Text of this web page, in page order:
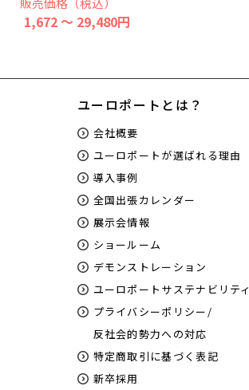
1,672 ～ 29,480円
ユーロポートとは？
会社概要
ユーロポートが選ばれる理由
導入事例
全国出張カレンダー
展示会情報
ショールーム
デモンストレーション
ユーロポートサステナビリティ
プライバシーポリシー/
反社会的勢力への対応
特定商取引に基づく表記
新卒採用